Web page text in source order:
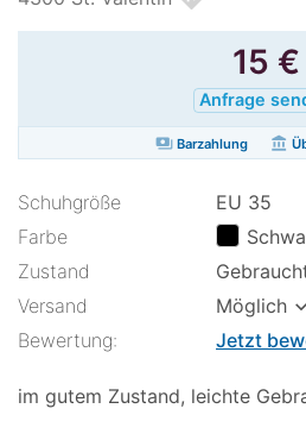
15 €
Anfrage
paymentsBarzahlung account_balance
Schuhgröße
EU 35
Farbe
Zustand
Versand
Möglich
Bewertung: Jetzt
im gutem Zustand, leichte